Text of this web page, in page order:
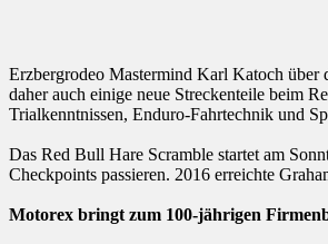
Erzbergrodeo Mastermind Karl Katoch über
daher auch einige neue Streckenteile beim
Trialkenntnissen, Enduro-Fahrtechnik und
Das Red Bull Hare Scramble startet am
Checkpoints passieren. 2016 erreichte
Motorex bringt zum 100-jährigen